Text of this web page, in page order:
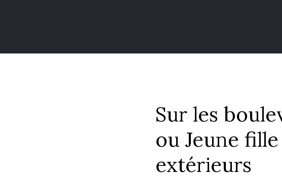
Sur les
ou Jeune
extérieurs